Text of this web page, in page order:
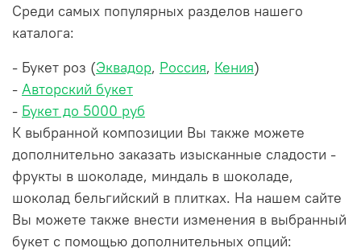
Среди самых популярных разделов нашего
каталога:
- Букет роз (Эквадор, Россия, Кения)
- Авторский букет
- Букет до 5000 руб
К выбранной композиции Вы также можете
дополнительно заказать изысканные сладости -
фрукты в шоколаде, миндаль в шоколаде,
шоколад бельгийский в плитках. На нашем сайте
Вы можете также внести изменения в выбранный
букет с помощью дополнительных опций: